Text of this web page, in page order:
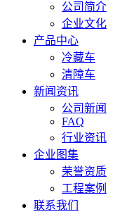
公司简介
企业文化
产品中心
冷藏车
清障车
新闻资讯
公司新闻
FAQ
行业资讯
企业图集
荣誉资质
工程案例
联系我们